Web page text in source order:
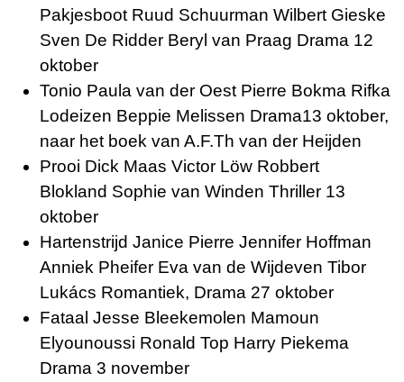
Pakjesboot Ruud Schuurman Wilbert Gieske
Sven De Ridder Beryl van Praag Drama 12
oktober
Tonio Paula van der Oest Pierre Bokma Rifka
Lodeizen Beppie Melissen Drama13 oktober,
naar het boek van A.F.Th van der Heijden
Prooi Dick Maas Victor Löw Robbert
Blokland Sophie van Winden Thriller 13
oktober
Hartenstrijd Janice Pierre Jennifer Hoffman
Anniek Pheifer Eva van de Wijdeven Tibor
Lukács Romantiek, Drama 27 oktober
Fataal Jesse Bleekemolen Mamoun
Elyounoussi Ronald Top Harry Piekema
Drama 3 november